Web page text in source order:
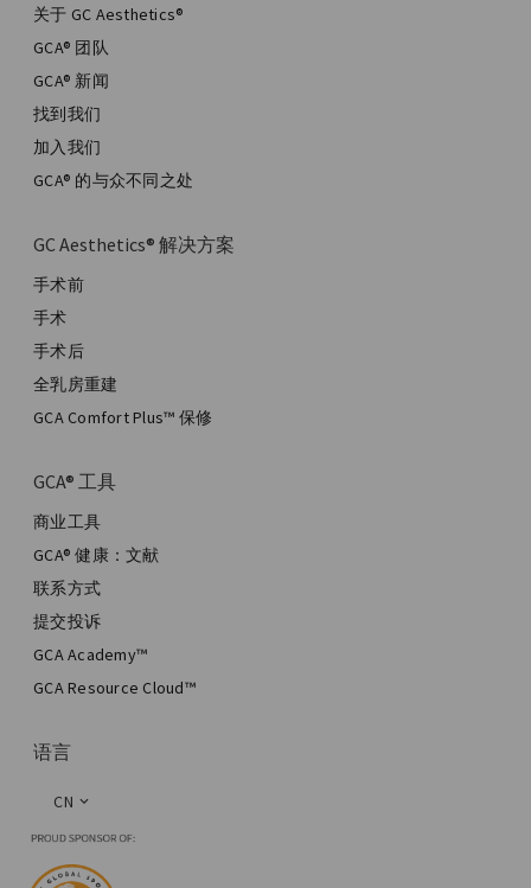
关于 GC Aesthetics®
GCA® 团队
GCA® 新闻
找到我们
加入我们
GCA® 的与众不同之处
GC Aesthetics® 解决方案
手术前
手术
手术后
全乳房重建
GCA Comfort Plus™ 保修
GCA® 工具
商业工具
GCA® 健康：文献
联系方式
提交投诉
GCA Academy™
GCA Resource Cloud™
语言
CN